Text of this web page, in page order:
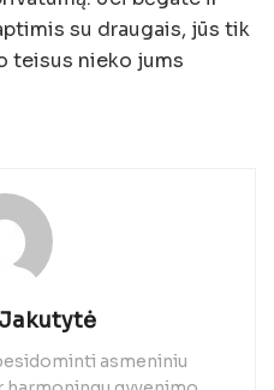
su draugais, jūs tik
teisus nieko jums
asmeniniu